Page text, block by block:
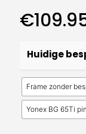
€
Huidige
Frame zonder
Yonex BG 65Ti